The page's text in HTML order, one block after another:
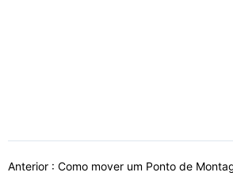
Anterior : Como mover um Ponto de